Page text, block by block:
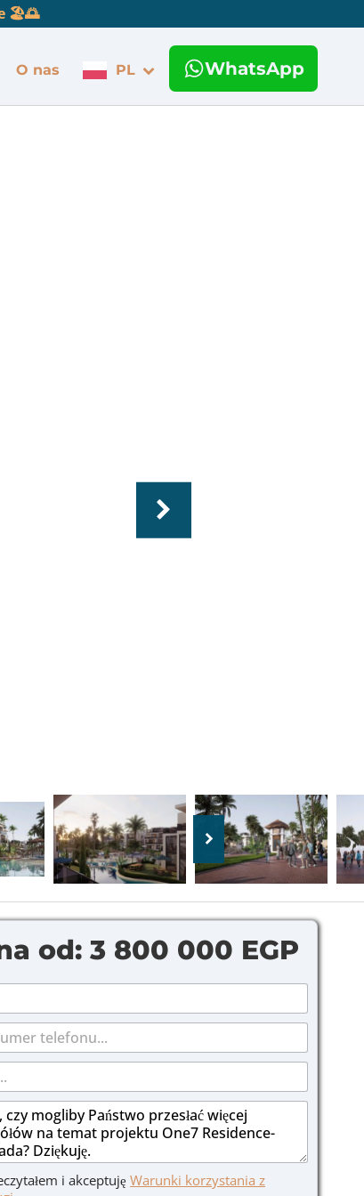
🏖️🌅
O nas PL WhatsApp
od: 3 800 000 EGP
i akceptuję Warunki korzystania z